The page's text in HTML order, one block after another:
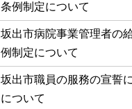
条例制定について
坂出市病院事業管理者の
例制定について
坂出市職員の服務の宣誓
について